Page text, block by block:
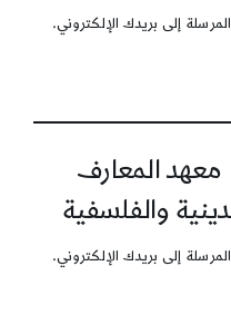
إلى بريدك الإلكتروني.
المعارف
والفلسفية
إلى بريدك الإلكتروني.